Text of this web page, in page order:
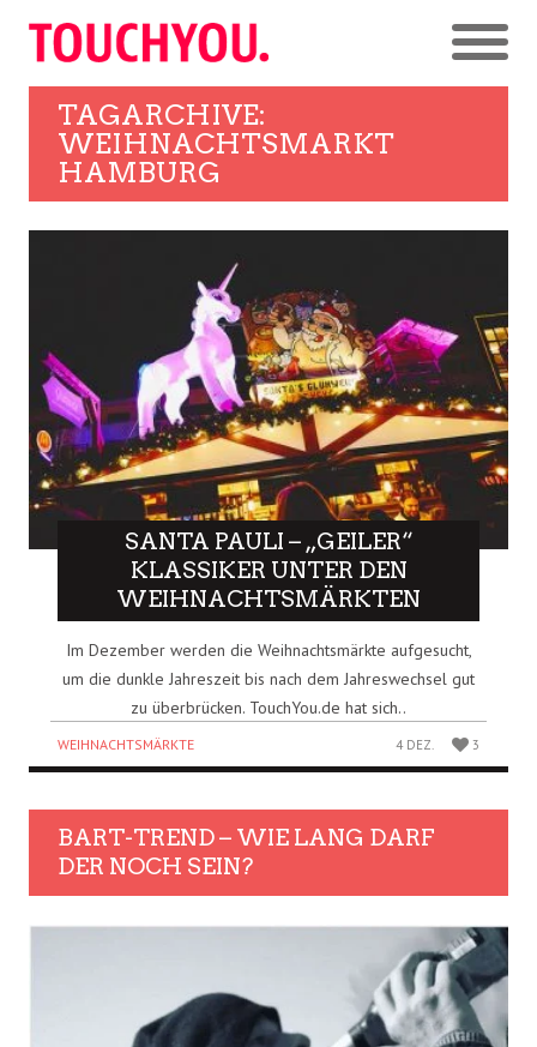
TAGARCHIVE:
WEIHNACHTSMARKT
HAMBURG
SANTA PAULI – „GEILER“
KLASSIKER UNTER DEN
WEIHNACHTSMÄRKTEN
Im Dezember werden die Weihnachtsmärkte aufgesucht,
um die dunkle Jahreszeit bis nach dem Jahreswechsel gut
zu überbrücken. TouchYou.de hat sich..
WEIHNACHTSMÄRKTE 4 DEZ. 3
BART-TREND – WIE LANG DARF
DER NOCH SEIN?